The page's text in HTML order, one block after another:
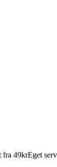
fra 49krEget